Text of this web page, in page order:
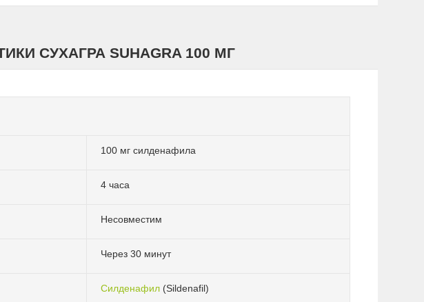
СУХАГРА SUHAGRA 100 МГ
100 мг силденафила
4 часа
Несовместим
Через 30 минут
Силденафил (Sildenafil)